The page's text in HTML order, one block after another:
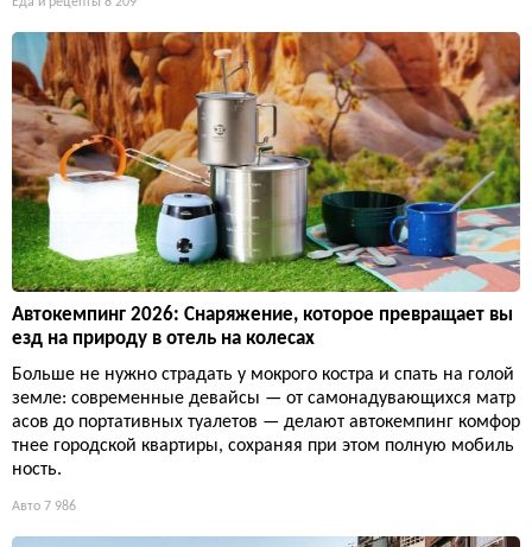
Автокемпинг 2026: Снаряжение, которое превращает вы
езд на природу в отель на колесах
Больше не нужно страдать у мокрого костра и спать на голой
земле: современные девайсы — от самонадувающихся матр
асов до портативных туалетов — делают автокемпинг комфор
тнее городской квартиры, сохраняя при этом полную мобиль
ность.
Авто 7 986